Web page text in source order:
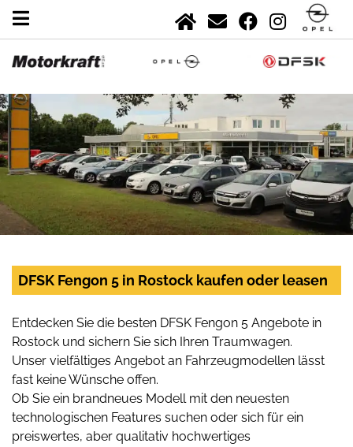
DFSK Fengon 5 in Rostock kaufen oder leasen
Entdecken Sie die besten DFSK Fengon 5 Angebote in
Rostock und sichern Sie sich Ihren Traumwagen.
Unser vielfältiges Angebot an Fahrzeugmodellen lässt
fast keine Wünsche offen.
Ob Sie ein brandneues Modell mit den neuesten
technologischen Features suchen oder sich für ein
preiswertes, aber qualitativ hochwertiges